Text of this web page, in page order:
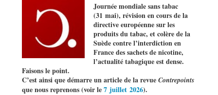
Journée mondiale sans tabac
(31 mai), révision en cours de la
directive européenne sur les
produits du tabac, et colère de la
Suède contre l’interdiction en
France des sachets de nicotine,
l’actualité tabagique est dense.
Faisons le point.
C’est ainsi que démarre un article de la revue Contrepoints
que nous reprenons (voir le7 juillet 2026).